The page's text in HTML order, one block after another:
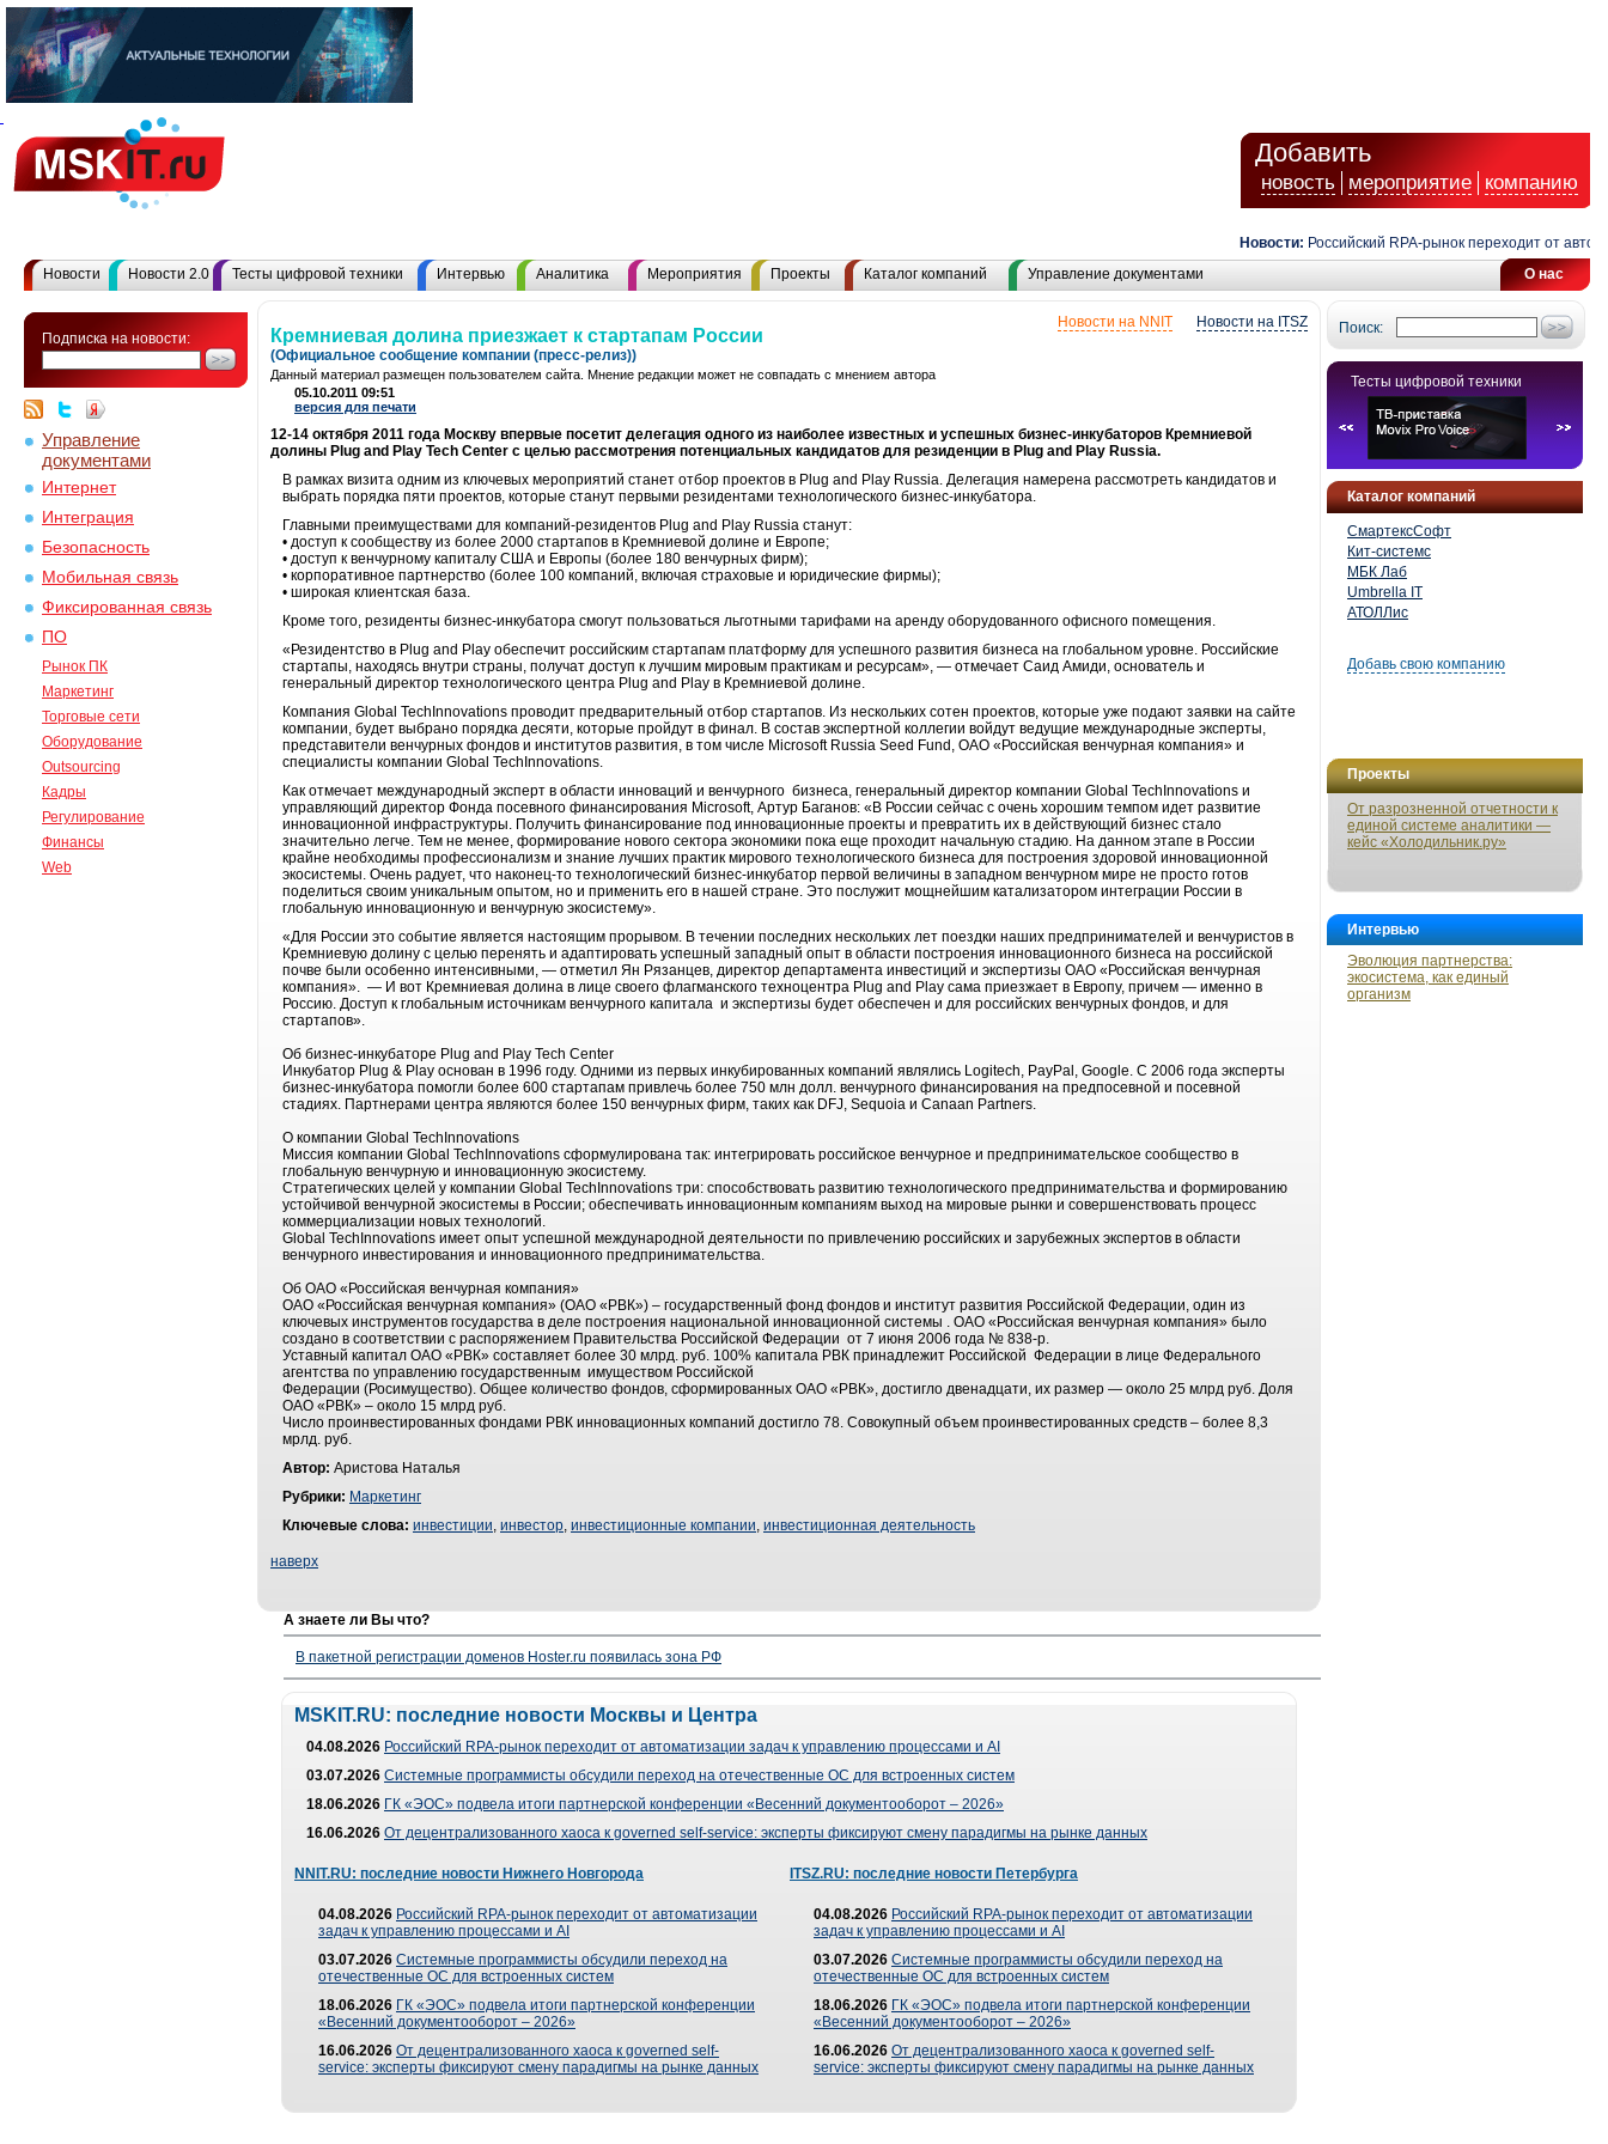
Добавить
новость мероприятие компанию
Новости: Российский RPA-рынок переходит от
О нас
Новости Новости 2.0 Тесты цифровой техники Интервью Аналитика Мероприятия Проекты Каталог компаний Управление документами
Подписка на новости:
Управление
документами
Интернет
Интеграция
Безопасность
Мобильная связь
Фиксированная связь
ПО
Рынок ПК
Маркетинг
Торговые сети
Оборудование
Outsourcing
Кадры
Регулирование
Финансы
Web
Поиск:
Тесты цифровой техники
Каталог компаний
СмартексСофт
Кит-системс
МБК Лаб
Umbrella IT
АТОЛЛис
Добавь свою компанию
Проекты
От разрозненной отчетности к
единой системе аналитики —
кейс «Холодильник.ру»
Интервью
Эволюция партнерства:
экосистема, как единый
организм
Новости на ITSZ
Новости на NNIT
Кремниевая долина приезжает к стартапам России
(Официальное сообщение компании (пресс-релиз))
Данный материал размещен пользователем сайта. Мнение редакции может не совпадать с мнением автора
05.10.2011 09:51
версия для печати
12-14 октября 2011 года Москву впервые посетит делегация одного из наиболее известных и успешных бизнес-инкубаторов Кремниевой
долины Plug and Play Tech Center с целью рассмотрения потенциальных кандидатов для резиденции в Plug and Play Russia.
В рамках визита одним из ключевых мероприятий станет отбор проектов в Plug and Play Russia. Делегация намерена рассмотреть кандидатов и
выбрать порядка пяти проектов, которые станут первыми резидентами технологического бизнес-инкубатора.
Главными преимуществами для компаний-резидентов Plug and Play Russia станут:
• доступ к сообществу из более 2000 стартапов в Кремниевой долине и Европе;
• доступ к венчурному капиталу США и Европы (более 180 венчурных фирм);
• корпоративное партнерство (более 100 компаний, включая страховые и юридические фирмы);
• широкая клиентская база.
Кроме того, резиденты бизнес-инкубатора смогут пользоваться льготными тарифами на аренду оборудованного офисного помещения.
«Резидентство в Plug and Play обеспечит российским стартапам платформу для успешного развития бизнеса на глобальном уровне. Российские
стартапы, находясь внутри страны, получат доступ к лучшим мировым практикам и ресурсам», — отмечает Саид Амиди, основатель и
генеральный директор технологического центра Plug and Play в Кремниевой долине.
Компания Global TechInnovations проводит предварительный отбор стартапов. Из нескольких сотен проектов, которые уже подают заявки на сайте
компании, будет выбрано порядка десяти, которые пройдут в финал. В состав экспертной коллегии войдут ведущие международные эксперты,
представители венчурных фондов и институтов развития, в том числе Microsoft Russia Seed Fund, ОАО «Российская венчурная компания» и
специалисты компании Global TechInnovations.
Как отмечает международный эксперт в области инноваций и венчурного бизнеса, генеральный директор компании Global TechInnovations и
управляющий директор Фонда посевного финансирования Microsoft, Артур Баганов: «В России сейчас с очень хорошим темпом идет развитие
инновационной инфраструктуры. Получить финансирование под инновационные проекты и превратить их в действующий бизнес стало
значительно легче. Тем не менее, формирование нового сектора экономики пока еще проходит начальную стадию. На данном этапе в России
крайне необходимы профессионализм и знание лучших практик мирового технологического бизнеса для построения здоровой инновационной
экосистемы. Очень радует, что наконец-то технологический бизнес-инкубатор первой величины в западном венчурном мире не просто готов
поделиться своим уникальным опытом, но и применить его в нашей стране. Это послужит мощнейшим катализатором интеграции России в
глобальную инновационную и венчурную экосистему».
«Для России это событие является настоящим прорывом. В течении последних нескольких лет поездки наших предпринимателей и венчуристов в
Кремниевую долину с целью перенять и адаптировать успешный западный опыт в области построения инновационного бизнеса на российской
почве были особенно интенсивными, — отметил Ян Рязанцев, директор департамента инвестиций и экспертизы ОАО «Российская венчурная
компания». — И вот Кремниевая долина в лице своего флагманского техноцентра Plug and Play сама приезжает в Европу, причем — именно в
Россию. Доступ к глобальным источникам венчурного капитала и экспертизы будет обеспечен и для российских венчурных фондов, и для
стартапов».
Об бизнес-инкубаторе Plug and Play Tech Center
Инкубатор Plug & Play основан в 1996 году. Одними из первых инкубированных компаний являлись Logitech, PayPal, Google. С 2006 года эксперты
бизнес-инкубатора помогли более 600 стартапам привлечь более 750 млн долл. венчурного финансирования на предпосевной и посевной
стадиях. Партнерами центра являются более 150 венчурных фирм, таких как DFJ, Sequoia и Canaan Partners.
О компании Global TechInnovations
Миссия компании Global TechInnovations сформулирована так: интегрировать российское венчурное и предпринимательское сообщество в
глобальную венчурную и инновационную экосистему.
Стратегических целей у компании Global TechInnovations три: способствовать развитию технологического предпринимательства и формированию
устойчивой венчурной экосистемы в России; обеспечивать инновационным компаниям выход на мировые рынки и совершенствовать процесс
коммерциализации новых технологий.
Global TechInnovations имеет опыт успешной международной деятельности по привлечению российских и зарубежных экспертов в области
венчурного инвестирования и инновационного предпринимательства.
Об ОАО «Российская венчурная компания»
ОАО «Российская венчурная компания» (ОАО «РВК») – государственный фонд фондов и институт развития Российской Федерации, один из
ключевых инструментов государства в деле построения национальной инновационной системы . ОАО «Российская венчурная компания» было
создано в соответствии с распоряжением Правительства Российской Федерации от 7 июня 2006 года № 838-р.
Уставный капитал ОАО «РВК» составляет более 30 млрд. руб. 100% капитала РВК принадлежит Российской Федерации в лице Федерального
агентства по управлению государственным имуществом Российской
Федерации (Росимущество). Общее количество фондов, сформированных ОАО «РВК», достигло двенадцати, их размер — около 25 млрд руб. Доля
ОАО «РВК» – около 15 млрд руб.
Число проинвестированных фондами РВК инновационных компаний достигло 78. Совокупный объем проинвестированных средств – более 8,3
мрлд. руб.
Автор: Аристова Наталья
Рубрики: Маркетинг
Ключевые слова: инвестиции, инвестор, инвестиционные компании, инвестиционная деятельность
наверх
А знаете ли Вы что?
В пакетной регистрации доменов Hoster.ru появилась зона РФ
MSKIT.RU: последние новости Москвы и Центра
04.08.2026 Российский RPA-рынок переходит от автоматизации задач к управлению процессами и AI
03.07.2026 Системные программисты обсудили переход на отечественные ОС для встроенных систем
18.06.2026 ГК «ЭОС» подвела итоги партнерской конференции «Весенний документооборот – 2026»
16.06.2026 От децентрализованного хаоса к governed self-service: эксперты фиксируют смену парадигмы на рынке данных
NNIT.RU: последние новости Нижнего Новгорода
04.08.2026 Российский RPA-рынок переходит от автоматизации
задач к управлению процессами и AI
03.07.2026 Системные программисты обсудили переход на
отечественные ОС для встроенных систем
18.06.2026 ГК «ЭОС» подвела итоги партнерской конференции
«Весенний документооборот – 2026»
16.06.2026 От децентрализованного хаоса к governed self-
service: эксперты фиксируют смену парадигмы на рынке данных
ITSZ.RU: последние новости Петербурга
04.08.2026 Российский RPA-рынок переходит от автоматизации
задач к управлению процессами и AI
03.07.2026 Системные программисты обсудили переход на
отечественные ОС для встроенных систем
18.06.2026 ГК «ЭОС» подвела итоги партнерской конференции
«Весенний документооборот – 2026»
16.06.2026 От децентрализованного хаоса к governed self-
service: эксперты фиксируют смену парадигмы на рынке данных